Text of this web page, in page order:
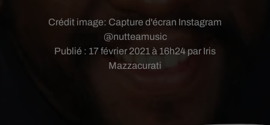
Publié : 17 février 2021 à 16h24 par Iris
Mazzacurati
Crédit image: Capture d'écran Instagram
@nutteamusic